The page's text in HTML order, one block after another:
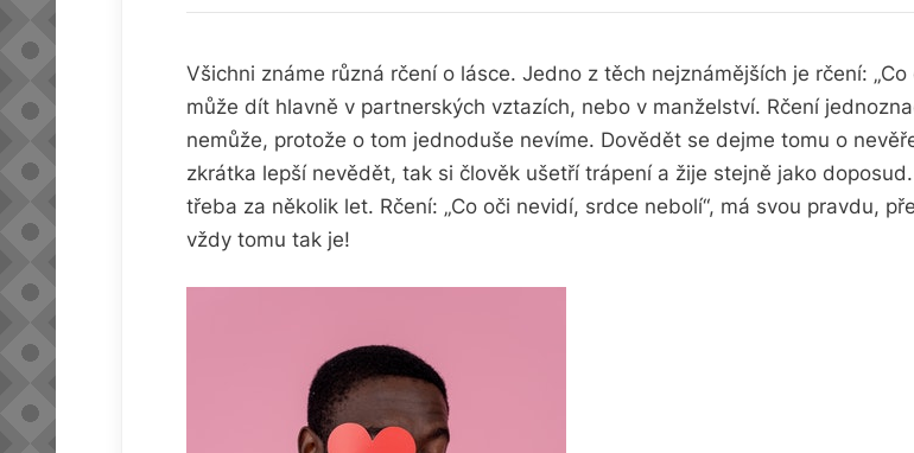
Všichni známe různá rčení o lásce. Jedno z těch nejznámějších je rčení:
může dít hlavně v partnerských vztazích, nebo v manželství. Rčení
nemůže, protože o tom jednoduše nevíme. Dovědět se dejme tomu o
zkrátka lepší nevědět, tak si člověk ušetří trápení a žije stejně jako
třeba za několik let. Rčení: „Co oči nevidí, srdce nebolí“, má svou pravdu,
vždy tomu tak je!